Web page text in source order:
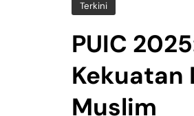
Terkini
PUIC
Kekuatan
Muslim